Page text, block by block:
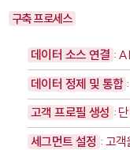
구축 프로세스
데이터 소스 연결 :
데이터 정제 및 통합
고객 프로필 생성 :
세그먼트 설정 : 고